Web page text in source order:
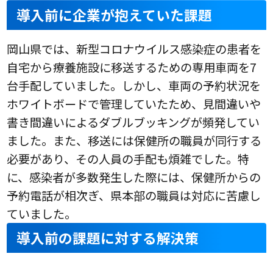
導入前に企業が抱えていた課題
岡山県では、新型コロナウイルス感染症の患者を
自宅から療養施設に移送するための専用車両を7
台手配していました。しかし、車両の予約状況を
ホワイトボードで管理していたため、見間違いや
書き間違いによるダブルブッキングが頻発してい
ました。また、移送には保健所の職員が同行する
必要があり、その人員の手配も煩雑でした。特
に、感染者が多数発生した際には、保健所からの
予約電話が相次ぎ、県本部の職員は対応に苦慮し
ていました。
導入前の課題に対する解決策